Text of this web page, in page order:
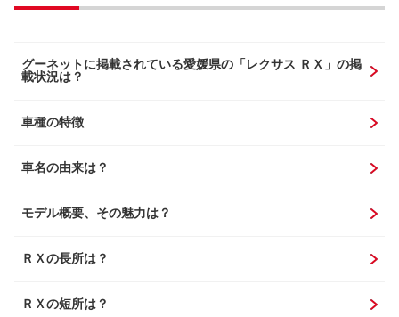
グーネットに掲載されている愛媛県の「レクサス ＲＸ」の掲
載状況は？
車種の特徴
車名の由来は？
モデル概要、その魅力は？
ＲＸの長所は？
ＲＸの短所は？